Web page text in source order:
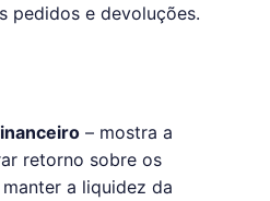
pedidos e devoluções.
– mostra a
retorno sobre os
a liquidez da